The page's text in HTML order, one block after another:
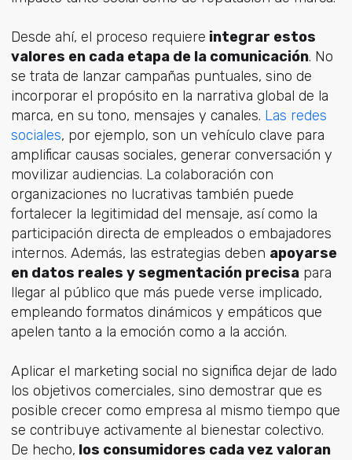
Desde ahí, el proceso requiere integrar estos
valores en cada etapa de la comunicación. No
se trata de lanzar campañas puntuales, sino de
incorporar el propósito en la narrativa global de la
marca, en su tono, mensajes y canales. Las redes
sociales, por ejemplo, son un vehículo clave para
amplificar causas sociales, generar conversación y
movilizar audiencias. La colaboración con
organizaciones no lucrativas también puede
fortalecer la legitimidad del mensaje, así como la
participación directa de empleados o embajadores
internos. Además, las estrategias deben apoyarse
en datos reales y segmentación precisapara
llegar al público que más puede verse implicado,
empleando formatos dinámicos y empáticos que
apelen tanto a la emoción como a la acción.
Aplicar el marketing social no significa dejar de lado
los objetivos comerciales, sino demostrar que es
posible crecer como empresa al mismo tiempo que
se contribuye activamente al bienestar colectivo.
De hecho, los consumidores cada vez valoran